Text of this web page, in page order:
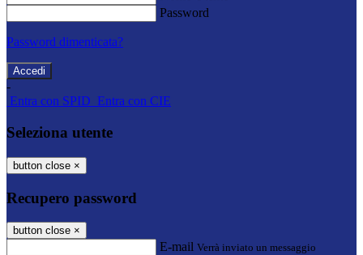
Password
Password dimenticata?
-
Entra con SPID Entra con CIE
Seleziona utente
button close ×
Recupero password
button close ×
E-mail Verrà inviato un messaggio